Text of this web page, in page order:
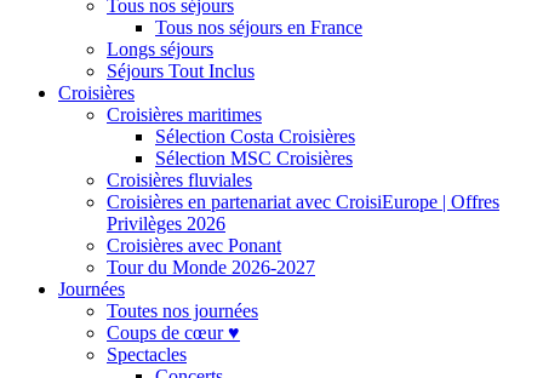
Tous nos séjours
Tous nos séjours en France
Longs séjours
Séjours Tout Inclus
Croisières
Croisières maritimes
Sélection Costa Croisières
Sélection MSC Croisières
Croisières fluviales
Croisières en partenariat avec CroisiEurope | Offres
Privilèges 2026
Croisières avec Ponant
Tour du Monde 2026-2027
Journées
Toutes nos journées
Coups de cœur ♥
Spectacles